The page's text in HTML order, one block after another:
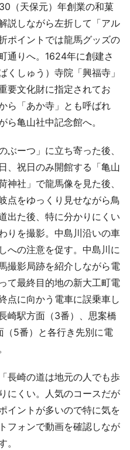
（天保元）年創業の和菓
説しながら左折して「アル
ポイントでは龍馬グッズの
通りへ。1624年に創建さ
くしゅう）寺院「興福寺」
要文化財に指定されてお
ら「あか寺」とも呼ばれ
ら亀山社中記念館へ。
ーつ」に立ち寄った後、
、祝日のみ開館する「亀山
社」で龍馬像を見た後、
点をゆっくり見せながら鳥
出た後、特に分かりにくい
りを撮影。中島川沿いの車
への注意を促す。中島川に
撮影局跡を紹介しながら電
て最終目的地の新大工町電
点に向かう電車に誤乗車し
崎駅方面（3番）、思案橋
5番）と各行き先別に電
長崎の道は地元の人でも歩
にくい。人気のコースだが
イントが多いので特に気を
フォンで動画を確認しなが
。